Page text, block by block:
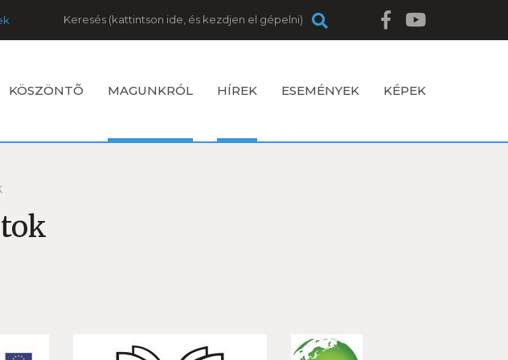
Keresés
KÖSZÖNTÕ MAGUNKRÓL HÍREK ESEMÉNYEK KÉPEK